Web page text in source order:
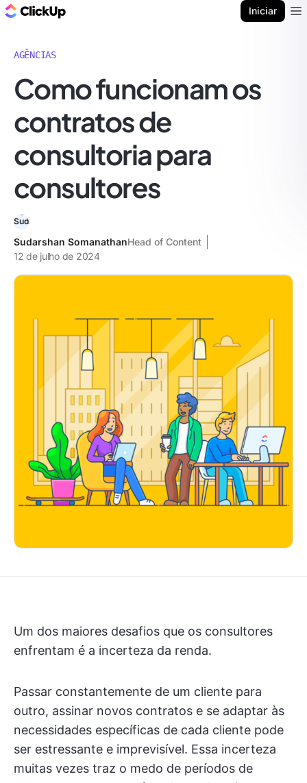
Iniciar
AGÊNCIAS
Como funcionam os
contratos de
consultoria para
consultores
Sudarshan SomanathanHead of Content
12 de julho de 2024
Um dos maiores desafios que os consultores
enfrentam é a incerteza da renda.
Passar constantemente de um cliente para
outro, assinar novos contratos e se adaptar às
necessidades específicas de cada cliente pode
ser estressante e imprevisível. Essa incerteza
muitas vezes traz o medo de períodos de